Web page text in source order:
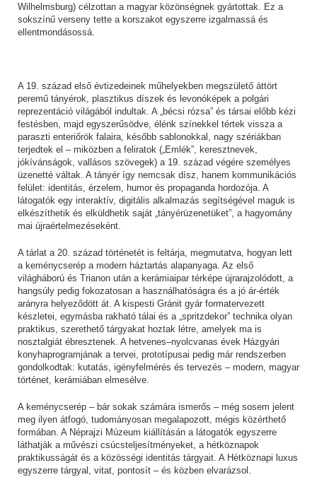
Wilhelmsburg) célzottan a magyar közönségnek gyártottak. Ez a
sokszínű verseny tette a korszakot egyszerre izgalmassá és
ellentmondásossá.
A 19. század első évtizedeinek műhelyekben megszülető áttört
peremű tányérok, plasztikus díszek és levonóképek a polgári
reprezentáció világából indultak. A „bécsi rózsa” és társai előbb kézi
festésben, majd egyszerűsödve, élénk színekkel tértek vissza a
paraszti enteriőrök falaira, később sablonokkal, nagy szériákban
terjedtek el – miközben a feliratok („Emlék”, keresztnevek,
jókívánságok, vallásos szövegek) a 19. század végére személyes
üzenetté váltak. A tányér így nemcsak dísz, hanem kommunikációs
felület: identitás, érzelem, humor és propaganda hordozója. A
látogatók egy interaktív, digitális alkalmazás segítségével maguk is
elkészíthetik és elküldhetik saját „tányérüzenetüket”, a hagyomány
mai újraértelmezéseként.
A tárlat a 20. század történetét is feltárja, megmutatva, hogyan lett
a keménycserép a modern háztartás alapanyaga. Az első
világháború és Trianon után a kerámiaipar térképe újrarajzolódott, a
hangsúly pedig fokozatosan a használhatóságra és a jó ár-érték
arányra helyeződött át. A kispesti Gránit gyár formatervezett
készletei, egymásba rakható tálai és a „spritzdekor” technika olyan
praktikus, szerethető tárgyakat hoztak létre, amelyek ma is
nosztalgiát ébresztenek. A hetvenes–nyolcvanas évek Házgyári
konyhaprogramjának a tervei, prototípusai pedig már rendszerben
gondolkodtak: kutatás, igényfelmérés és tervezés – modern, magyar
történet, kerámiában elmesélve.
A keménycserép – bár sokak számára ismerős – még sosem jelent
meg ilyen átfogó, tudományosan megalapozott, mégis közérthető
formában. A Néprajzi Múzeum kiállításán a látogatók egyszerre
láthatják a művészi csúcsteljesítményeket, a hétköznapok
praktikusságát és a közösségi identitás tárgyait. A Hétköznapi luxus
egyszerre tárgyal, vitat, pontosít – és közben elvarázsol.